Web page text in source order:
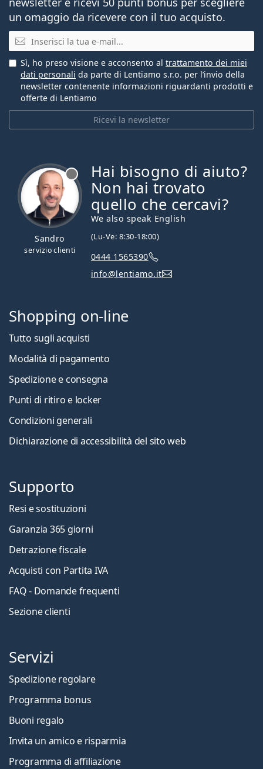
un omaggio da ricevere con il tuo acquisto.
E-mail
Ricevi la newsletter
Sì, ho preso visione e acconsento al trattamento dei miei
dati personali da parte di Lentiamo s.r.o. per l’invio della
newsletter contenente informazioni riguardanti prodotti e
offerte di Lentiamo
Sandro
servizio clienti
Hai bisogno di aiuto?
Non hai trovato
quello che cercavi?
We also speak English
(Lu-Ve: 8:30-18:00)
0444 1565390
info@lentiamo.it
Shopping on-line
Tutto sugli acquisti
Modalità di pagamento
Spedizione e consegna
Punti di ritiro e locker
Condizioni generali
Dichiarazione di accessibilità del sito web
Supporto
Resi e sostituzioni
Garanzia 365 giorni
Detrazione fiscale
Acquisti con Partita IVA
FAQ - Domande frequenti
Sezione clienti
Servizi
Spedizione regolare
Programma bonus
Buoni regalo
Invita un amico e risparmia
Programma di affiliazione